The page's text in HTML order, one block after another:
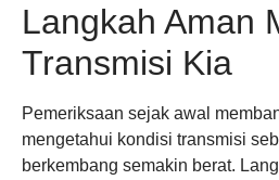
Langkah Aman
Transmisi Kia
Pemeriksaan sejak awal
mengetahui kondisi transmisi
berkembang semakin berat.